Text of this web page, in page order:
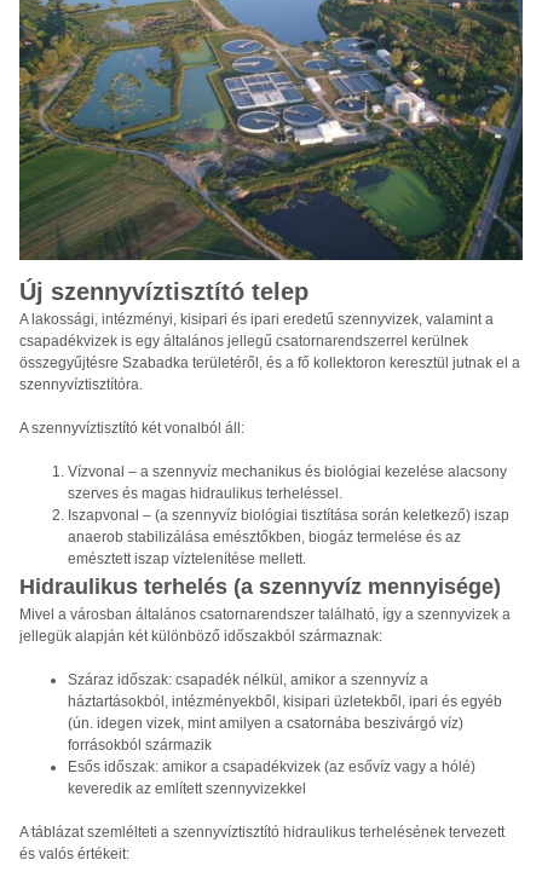
Új szennyvíztisztító telep
A lakossági, intézményi, kisipari és ipari eredetű szennyvizek, valamint a
csapadékvizek is egy általános jellegű csatornarendszerrel kerülnek
összegyűjtésre Szabadka területéről, és a fő kollektoron keresztül jutnak el a
szennyvíztisztítóra.
A szennyvíztisztító két vonalból áll:
Vízvonal – a szennyvíz mechanikus és biológiai kezelése alacsony
szerves és magas hidraulikus terheléssel.
Iszapvonal – (a szennyvíz biológiai tisztítása során keletkező) iszap
anaerob stabilizálása emésztőkben, biogáz termelése és az
emésztett iszap víztelenítése mellett.
Hidraulikus terhelés (a szennyvíz mennyisége)
Mivel a városban általános csatornarendszer található, így a szennyvizek a
jellegük alapján két különböző időszakból származnak:
Száraz időszak: csapadék nélkül, amikor a szennyvíz a
háztartásokból, intézményekből, kisipari üzletekből, ipari és egyéb
(ún. idegen vizek, mint amilyen a csatornába beszivárgó víz)
forrásokból származik
Esős időszak: amikor a csapadékvizek (az esővíz vagy a hólé)
keveredik az említett szennyvizekkel
A táblázat szemlélteti a szennyvíztisztító hidraulikus terhelésének tervezett
és valós értékeit: